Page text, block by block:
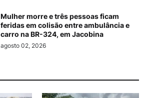
Mulher morre e três pessoas ficam
feridas em colisão entre ambulância e
carro na BR-324, em Jacobina
agosto 02, 2026